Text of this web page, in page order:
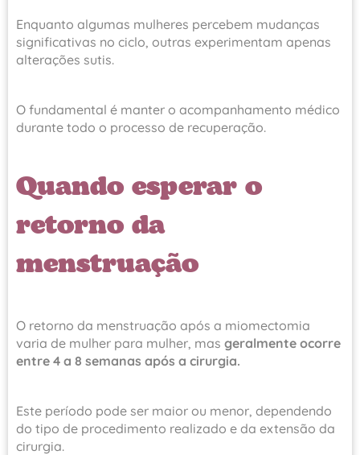
Enquanto algumas mulheres percebem mudanças
significativas no ciclo, outras experimentam apenas
alterações sutis.
O fundamental é manter o acompanhamento médico
durante todo o processo de recuperação.
Quando esperar o
retorno da
menstruação
O retorno da menstruação após a miomectomia
varia de mulher para mulher, mas geralmente ocorre
entre 4 a 8 semanas após a cirurgia.
Este período pode ser maior ou menor, dependendo
do tipo de procedimento realizado e da extensão da
cirurgia.